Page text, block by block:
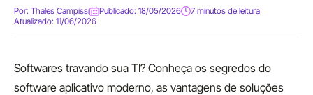
Cases
Por: Thales Campissi Publicado: 18/05/2026
7 minutos de leitura
Atualizado: 11/06/2026
Softwares travando sua TI? Conheça os segredos do
software aplicativo moderno, as vantagens de soluções